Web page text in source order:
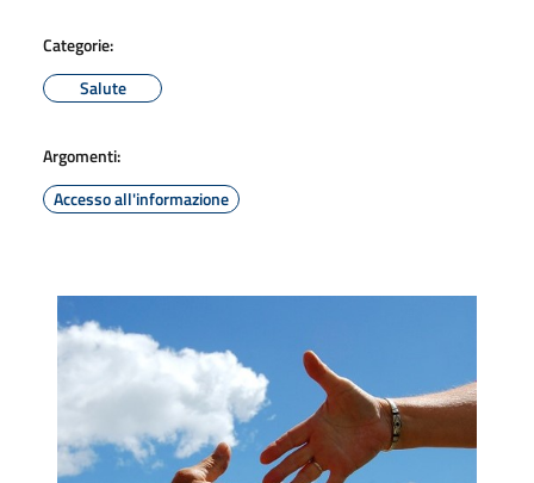
Categorie:
Salute
Argomenti:
Accesso all'informazione